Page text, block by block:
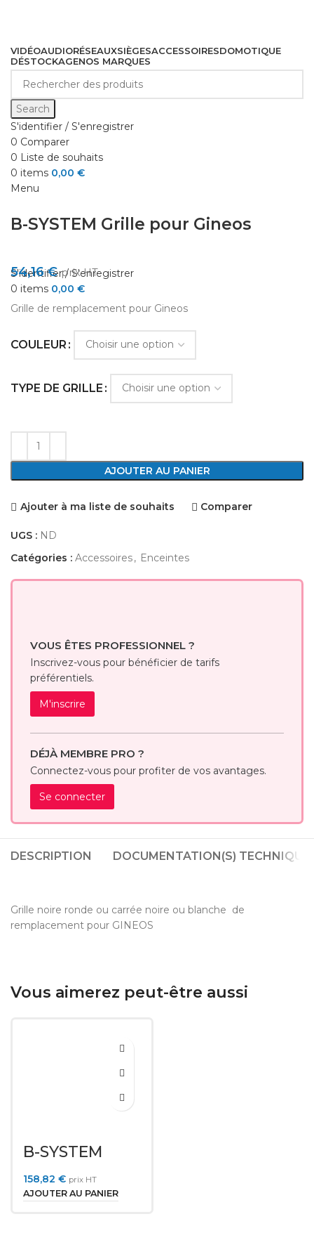
Search
S'identifier / S'enregistrer
0 Comparer
0 Liste de souhaits
0 items 0,00 €
Menu
S'identifier / S'enregistrer
0 items 0,00 €
VIDÉOAUDIORÉSEAUXSIÈGESACCESSOIRESDOMOTIQUE
DÉSTOCKAGENOS MARQUES
Cliquez pour agrandir
B-SYSTEM Grille pour Gineos
54,16€ prix HT
Grille de remplacement pour Gineos
COULEUR
TYPE DE GRILLE
AJOUTER AU PANIER
Ajouter à ma liste de souhaits Comparer
UGS : ND
Catégories : Accessoires, Enceintes
VOUS ÊTES PROFESSIONNEL ?
Inscrivez-vous pour bénéficier de tarifs
préférentiels.
M'inscrire
DÉJÀ MEMBRE PRO ?
Connectez-vous pour profiter de vos avantages.
Se connecter
DESCRIPTION DOCUMENTATION(S)
Grille noire ronde ou carrée noire ou blanche de
remplacement pour GINEOS
Vous aimerez peut-être aussi
B-SYSTEM
158,82 € prix HT
AJOUTER AU PANIER